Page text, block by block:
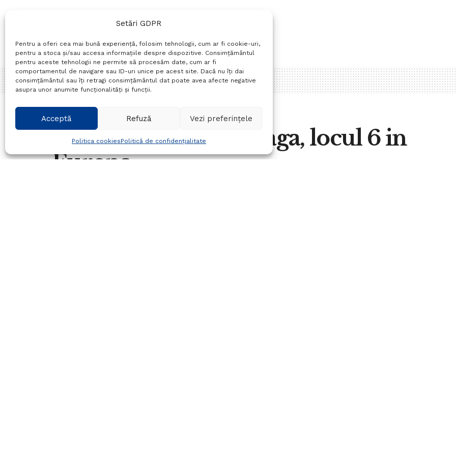
Setări GDPR
Pentru a oferi cea mai bună experiență, folosim tehnologii, cum ar fi cookie-uri,
pentru a stoca și/sau accesa informațiile despre dispozitive. Consimțământul
pentru aceste tehnologii ne permite să procesăm date, cum ar fi
comportamentul de navigare sau ID-uri unice pe acest site. Dacă nu îți dai
consimțământul sau îți retragi consimțământul dat poate avea afecte negative
asupra unor anumite funcționalități și funcții.
Acceptă Refuză Vezi preferințele
Politica cookiesPolitică de confidențialitate
Sport
Braileanca Iulia Banaga, locul 6 in
Europa